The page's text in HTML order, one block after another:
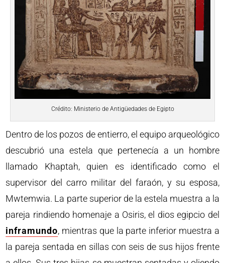
Crédito: Ministerio de Antigüedades de Egipto
Dentro de los pozos de entierro, el equipo arqueológico
descubrió una estela que pertenecía a un hombre
llamado Khaptah, quien es identificado como el
supervisor del carro militar del faraón, y su esposa,
Mwtemwia. La parte superior de la estela muestra a la
pareja rindiendo homenaje a Osiris, el dios egipcio del
inframundo, mientras que la parte inferior muestra a
la pareja sentada en sillas con seis de sus hijos frente